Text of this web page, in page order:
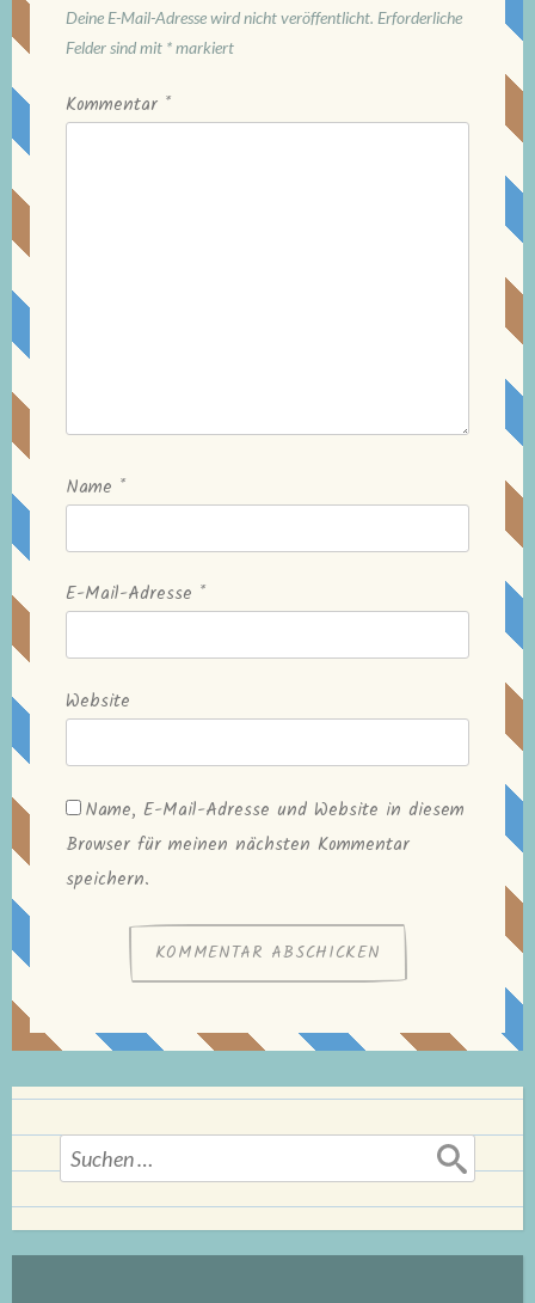
Deine E-Mail-Adresse wird nicht veröffentlicht. Erforderliche
Felder sind mit *markiert
Kommentar *
Name *
E-Mail-Adresse *
Website
Name, E-Mail-Adresse und Website in diesem
Browser für meinen nächsten Kommentar
speichern.
Suchen
nach: